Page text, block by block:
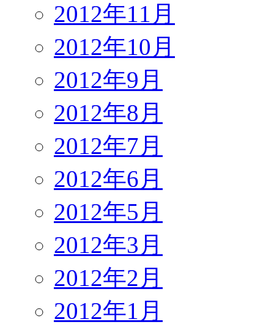
2012年11月
2012年10月
2012年9月
2012年8月
2012年7月
2012年6月
2012年5月
2012年3月
2012年2月
2012年1月